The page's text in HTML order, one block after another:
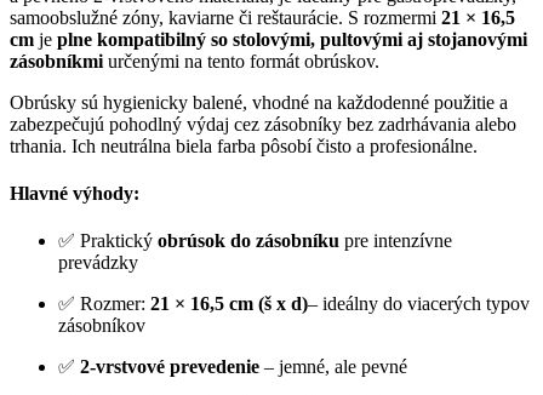
samoobslužné zóny, kaviarne či reštaurácie. S rozmermi 21 × 16,5
cm je plne kompatibilný so stolovými, pultovými aj stojanovými
zásobníkmi určenými na tento formát obrúskov.
Obrúsky sú hygienicky balené, vhodné na každodenné použitie a
zabezpečujú pohodlný výdaj cez zásobníky bez zadrhávania alebo
trhania. Ich neutrálna biela farba pôsobí čisto a profesionálne.
Hlavné výhody:
✅ Praktický obrúsok do zásobníku pre intenzívne
prevádzky
✅ Rozmer: 21 × 16,5 cm (š x d)– ideálny do viacerých typov
zásobníkov
✅ 2-vrstvové prevedenie – jemné, ale pevné